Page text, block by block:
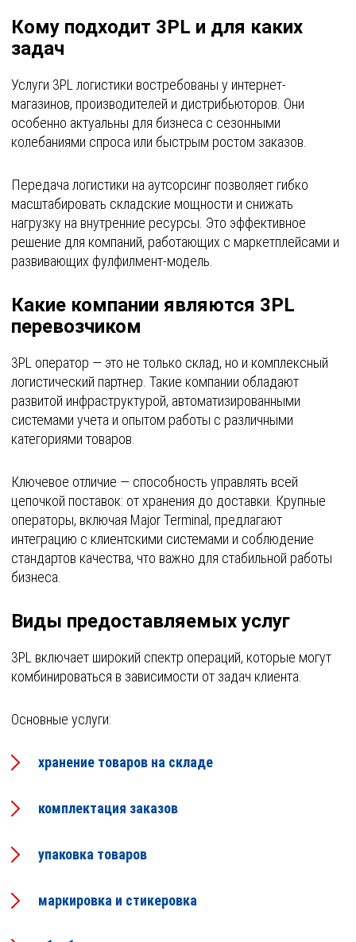
Кому подходит 3PL и для каких
задач
Услуги 3PL логистики востребованы у интернет-
магазинов, производителей и дистрибьюторов. Они
особенно актуальны для бизнеса с сезонными
колебаниями спроса или быстрым ростом заказов.
Передача логистики на аутсорсинг позволяет гибко
масштабировать складские мощности и снижать
нагрузку на внутренние ресурсы. Это эффективное
решение для компаний, работающих с маркетплейсами и
развивающих фулфилмент-модель.
Какие компании являются 3PL
перевозчиком
3PL оператор — это не только склад, но и комплексный
логистический партнер. Такие компании обладают
развитой инфраструктурой, автоматизированными
системами учета и опытом работы с различными
категориями товаров.
Ключевое отличие — способность управлять всей
цепочкой поставок: от хранения до доставки. Крупные
операторы, включая Major Terminal, предлагают
интеграцию с клиентскими системами и соблюдение
стандартов качества, что важно для стабильной работы
бизнеса.
Виды предоставляемых услуг
3PL включает широкий спектр операций, которые могут
комбинироваться в зависимости от задач клиента.
Основные услуги:
хранение товаров на складе
комплектация заказов
упаковка товаров
маркировка и стикеровка